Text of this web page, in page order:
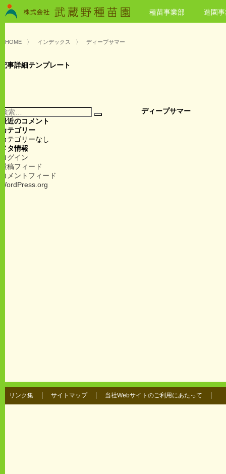
種苗事業部 造園
HOME 〉 インデックス 〉 ディープサマー
記事詳細テンプレート
ディープサマー
検
索:
検
最近のコメント
カテゴリー
カテゴリーなし
メタ情報
ログイン
投稿フィード
コメントフィード
WordPress.org
リンク集 サイトマップ 当社Webサイトのご利用にあたって